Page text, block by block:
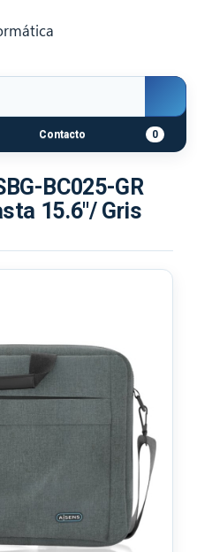
Contacto 0
BC025-GR
15.6"/ Gris